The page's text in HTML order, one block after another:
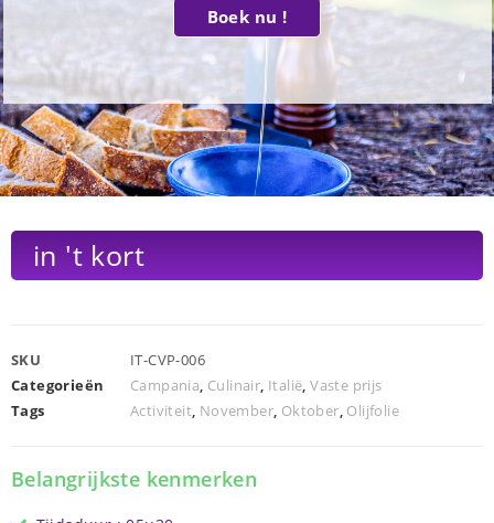
Boek nu !
in 't kort
SKU
IT-CVP-006
Categorieën
Campania, Culinair, Italië,Vaste prijs
Tags
Activiteit, November, Oktober, Olijfolie
Belangrijkste kenmerken